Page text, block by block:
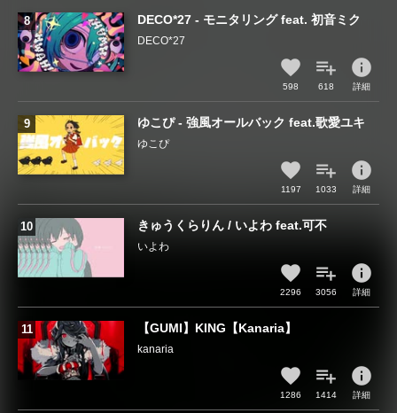
DECO*27 - モニタリング feat. 初音ミク
DECO*27
598 618
info
詳細
ゆこぴ - 強風オールバック feat.歌愛ユキ
ゆこぴ
1197 1033
info
詳細
きゅうくらりん / いよわ feat.可不
いよわ
2296 3056
info
詳細
【GUMI】KING【Kanaria】
kanaria
1286 1414
info
詳細